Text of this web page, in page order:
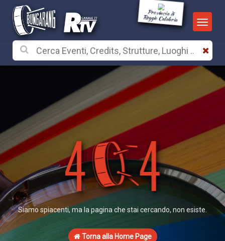
Provincia di
Reggio Calabria
Siamo spiacenti, ma la pagina che stai cercando, non esiste.
Torna alla Home Page